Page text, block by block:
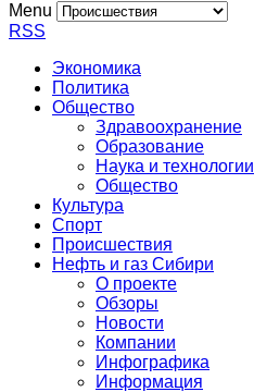
Menu
RSS
Экономика
Политика
Общество
Здравоохранение
Образование
Наука и технологии
Общество
Культура
Спорт
Происшествия
Нефть и газ Сибири
О проекте
Обзоры
Новости
Компании
Инфографика
Информация